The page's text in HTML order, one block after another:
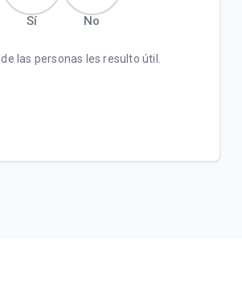
Sí No
de las personas les resulto útil.